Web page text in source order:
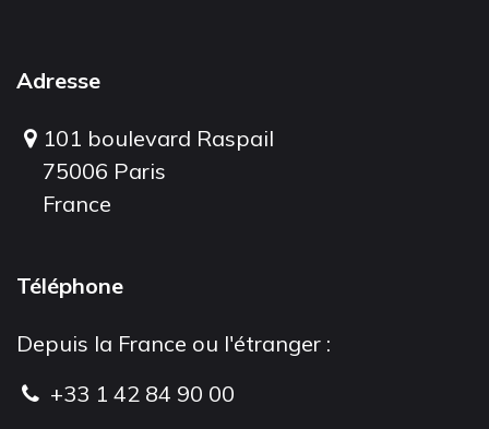
Adresse
101 boulevard Raspail
75006 Paris
France
Téléphone
Depuis la France ou l'étranger :
+33 1 42 84 90 00